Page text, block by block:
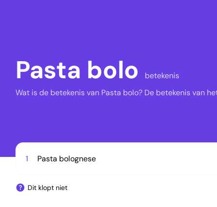
Pasta bolo
betekenis
Wat is de betekenis van Pasta bolo? De betekenis van
1 Pasta bolognese
Dit klopt niet